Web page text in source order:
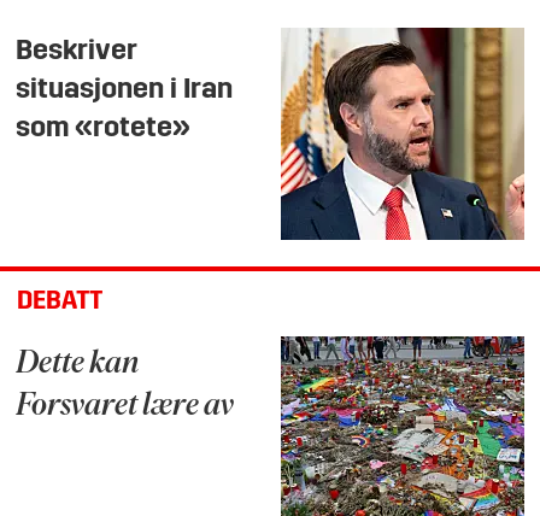
Beskriver
situasjonen i Iran
som «rotete»
DEBATT
Dette kan
Forsvaret lære av